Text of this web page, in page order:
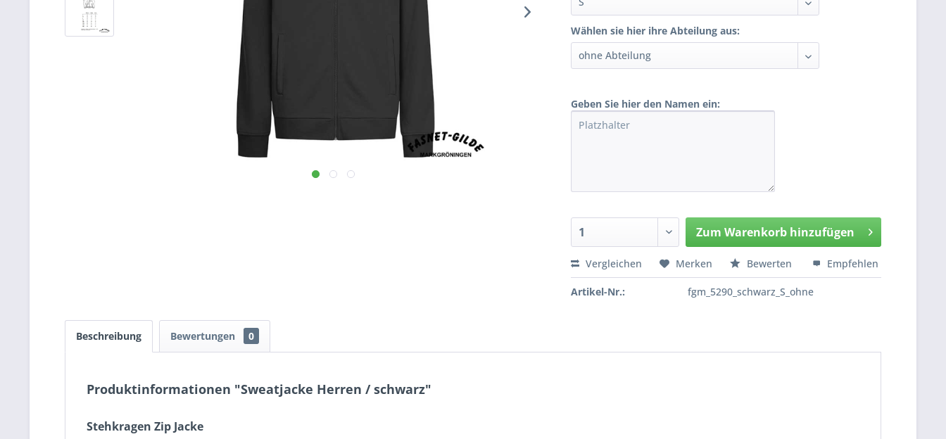
Wählen sie hier ihre Abteilung aus:
Geben Sie hier den Namen ein:
Zum Warenkorb hinzufügen
Hinzugefügt
Vergleichen Merken Bewerten Empfehlen
Artikel-Nr.: fgm_5290_schwarz_S_ohne
Beschreibung Bewertungen 0
Produktinformationen "Sweatjacke Herren / schwarz"
Stehkragen Zip Jacke